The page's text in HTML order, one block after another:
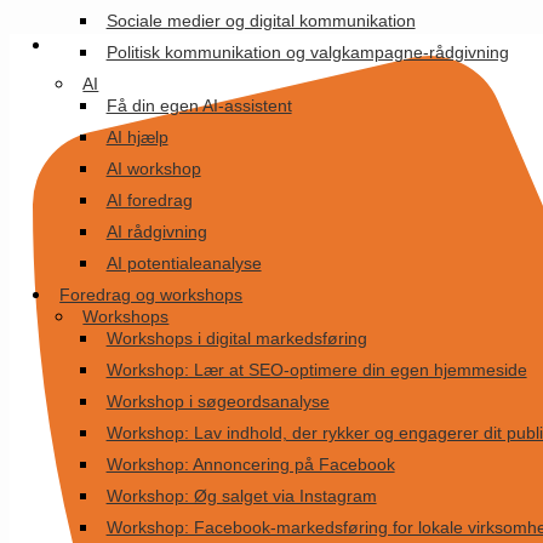
Sociale medier og digital kommunikation
Politisk kommunikation og valgkampagne-rådgivning
AI
Få din egen AI-assistent
AI hjælp
AI workshop
AI foredrag
AI rådgivning
AI potentialeanalyse
Foredrag og workshops
Workshops
Workshops i digital markedsføring
Workshop: Lær at SEO-optimere din egen hjemmeside
Workshop i søgeordsanalyse
Workshop: Lav indhold, der rykker og engagerer dit
Workshop: Annoncering på Facebook
Workshop: Øg salget via Instagram
Workshop: Facebook-markedsføring for lokale